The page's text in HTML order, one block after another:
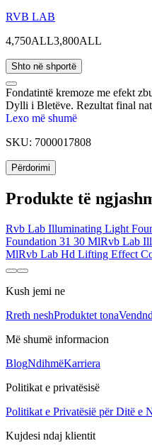
RVB LAB
4,750ALL3,800ALL
Shto në shportë
Fondatintë kremoze me efekt
Dylli i Bletëve. Rezultat final
Lexo më shumë
SKU: 7000017808
Përdorimi
Produkte të
Rvb Lab Illuminating Light
Foundation 31 30 MlRvb Lab
MlRvb Lab Hd Lifting Effect
Kush jemi ne
Rreth neshProduktet tona
Më shumë informacion
BlogNdihmëKarriera
Politikat e privatësisë
Politikat e Privatësië për Ditë e
Kujdesi ndaj klientit